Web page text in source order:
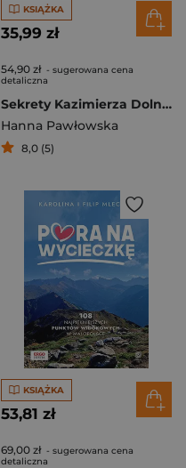
KSIĄŻKA
35,99 zł
54,90 zł - sugerowana cena
detaliczna
Sekrety Kazimierza Dolnego
Hanna Pawłowska
8,0 (5)
KSIĄŻKA
53,81 zł
69,00 zł - sugerowana cena
detaliczna